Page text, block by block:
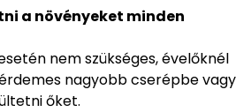
a növényeket minden
nem szükséges, évelőknél
nagyobb cserépbe vagy
őket.